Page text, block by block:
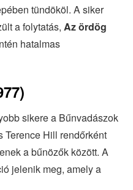
tündököl. A siker
a folytatás, Az ördög
hatalmas
sikere a Bűnvadászok
Terence Hill rendőrként
a bűnözők között. A
jelenik meg, amely a